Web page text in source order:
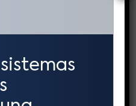
asegurar un
sistemas